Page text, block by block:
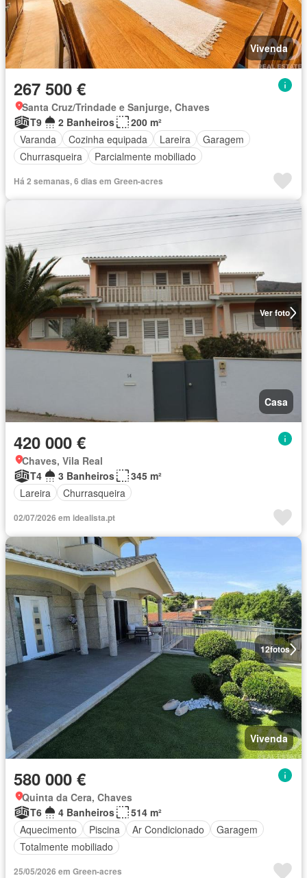
Vivenda
267 500 €
Santa Cruz/Trindade e Sanjurge, Chaves
T9
2 Banheiros
200 m²
Varanda
Cozinha equipada Lareira
Garagem
Churrasqueira
Parcialmente mobiliado
Há 2 semanas, 6 dias em Green-acres
Ver foto
Casa
420 000 €
Chaves, Vila Real
T4
3 Banheiros
345 m²
Lareira
Churrasqueira
02/07/2026 em idealista.pt
12fotos
Vivenda
580 000 €
Quinta da Cera, Chaves
T6
4 Banheiros
514 m²
Aquecimento
Piscina Ar Condicionado
Garagem
Totalmente mobiliado
25/05/2026 em Green-acres